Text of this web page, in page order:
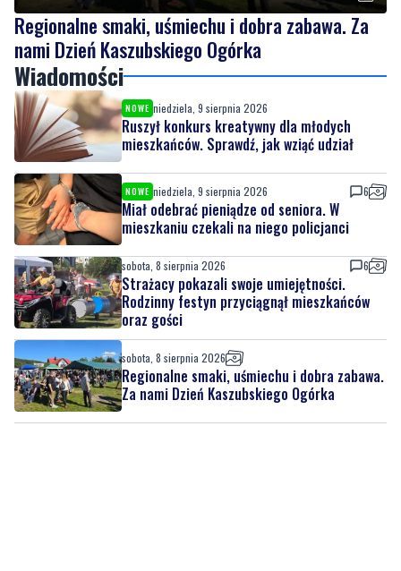
Regionalne smaki, uśmiechu i dobra zabawa. Za
nami Dzień Kaszubskiego Ogórka
Wiadomości
NOWE niedziela, 9 sierpnia 2026
Ruszył konkurs kreatywny dla młodych
mieszkańców. Sprawdź, jak wziąć udział
NOWE niedziela, 9 sierpnia 2026 6
Miał odebrać pieniądze od seniora. W
mieszkaniu czekali na niego policjanci
sobota, 8 sierpnia 2026 6
Strażacy pokazali swoje umiejętności.
Rodzinny festyn przyciągnął mieszkańców
oraz gości
sobota, 8 sierpnia 2026
Regionalne smaki, uśmiechu i dobra zabawa.
Za nami Dzień Kaszubskiego Ogórka